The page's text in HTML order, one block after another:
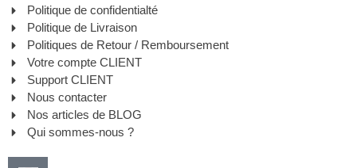
Politique de confidentialté
Politique de Livraison
Politiques de Retour / Remboursement
Votre compte CLIENT
Support CLIENT
Nous contacter
Nos articles de BLOG
Qui sommes-nous ?